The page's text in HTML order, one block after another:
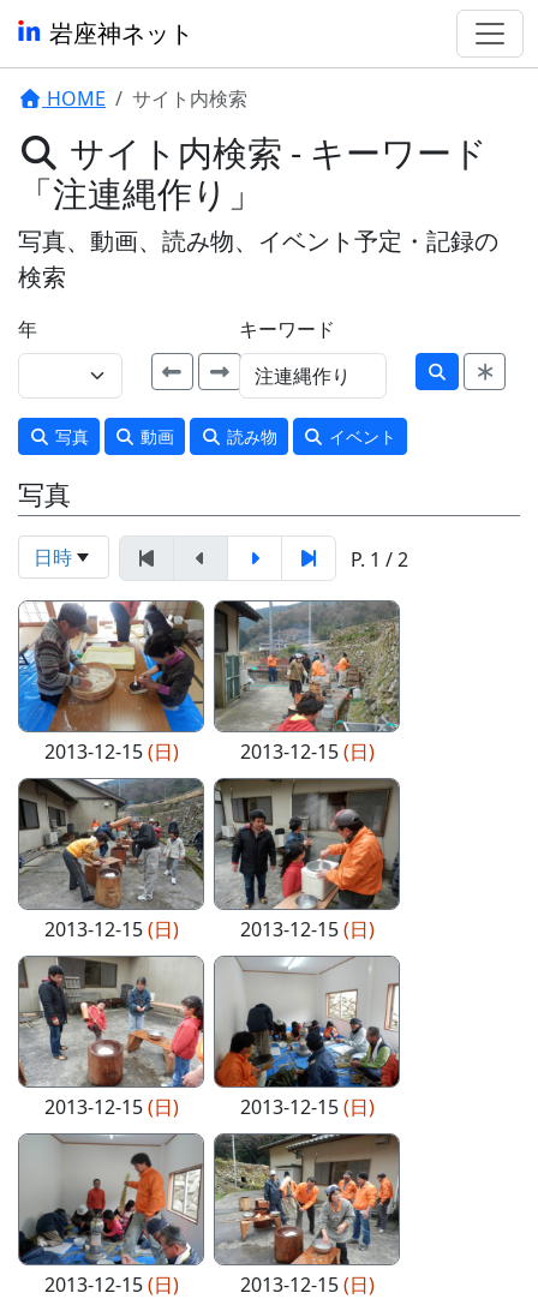
岩座神ネット
HOME サイト内検索
サイト内検索 - キーワード
「注連縄作り」
写真、動画、読み物、イベント予定・記録の
検索
年 キーワード
写真 動画 読み物 イベント
写真
日時 P. 1 / 2
2013-12-15(日) 2013-12-15(日)
2013-12-15(日) 2013-12-15(日)
2013-12-15(日) 2013-12-15(日)
2013-12-15(日) 2013-12-15(日)